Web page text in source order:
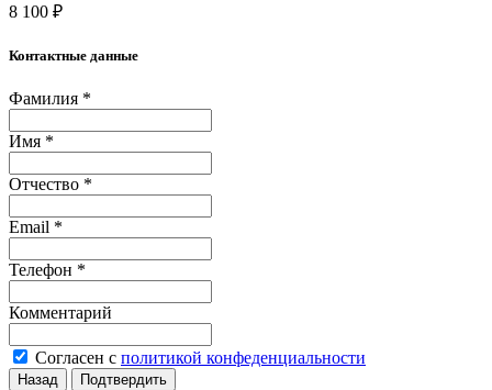
8 100 ₽
Контактные данные
Фамилия *
Имя *
Отчество *
Email *
Телефон *
Комментарий
Согласен с политикой конфеденциальности
Назад Подтвердить